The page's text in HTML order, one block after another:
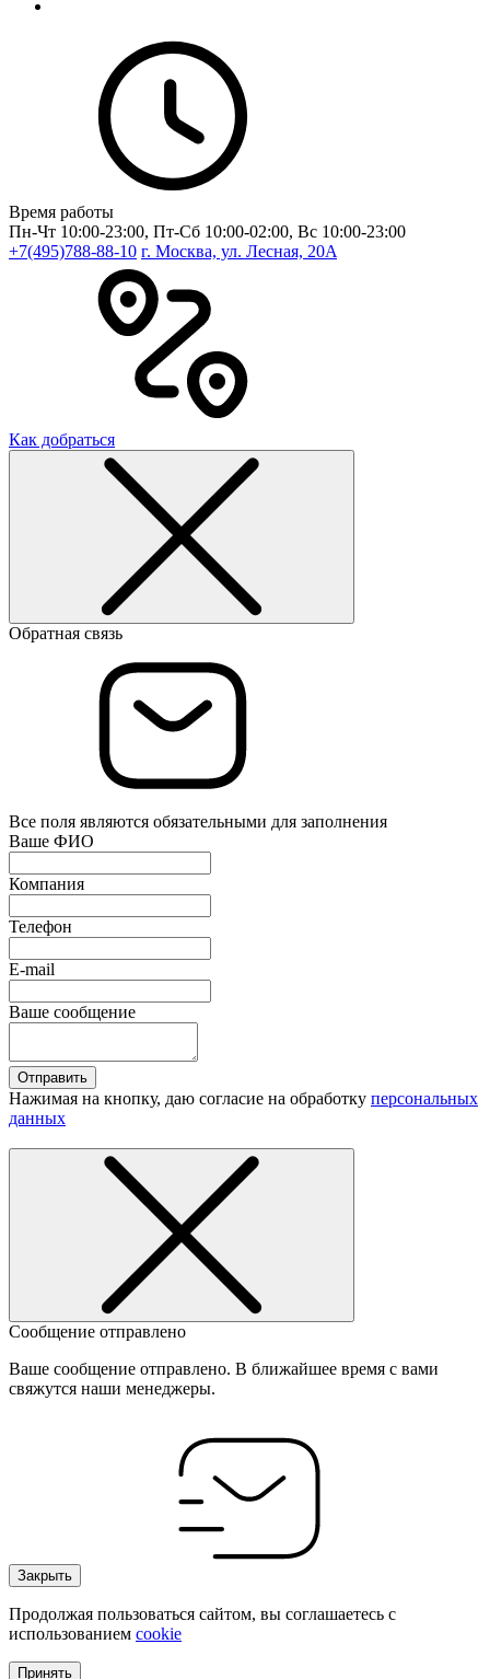
Время работы
Пн-Чт 10:00-23:00, Пт-Сб 10:00-02:00, Вс 10:00-23:00
+7(495)788-88-10 г. Москва, ул. Лесная, 20A
Как добраться
Обратная связь
Все поля являются обязательными для заполнения
Ваше ФИО
Компания
Телефон
E-mail
Ваше сообщение
Отправить
Нажимая на кнопку, даю согласие на обработку персональных
данных
Сообщение отправлено
Ваше сообщение отправлено. В ближайшее время с вами
свяжутся наши менеджеры.
Закрыть
Продолжая пользоваться сайтом, вы соглашаетесь с
использованием cookie
Принять